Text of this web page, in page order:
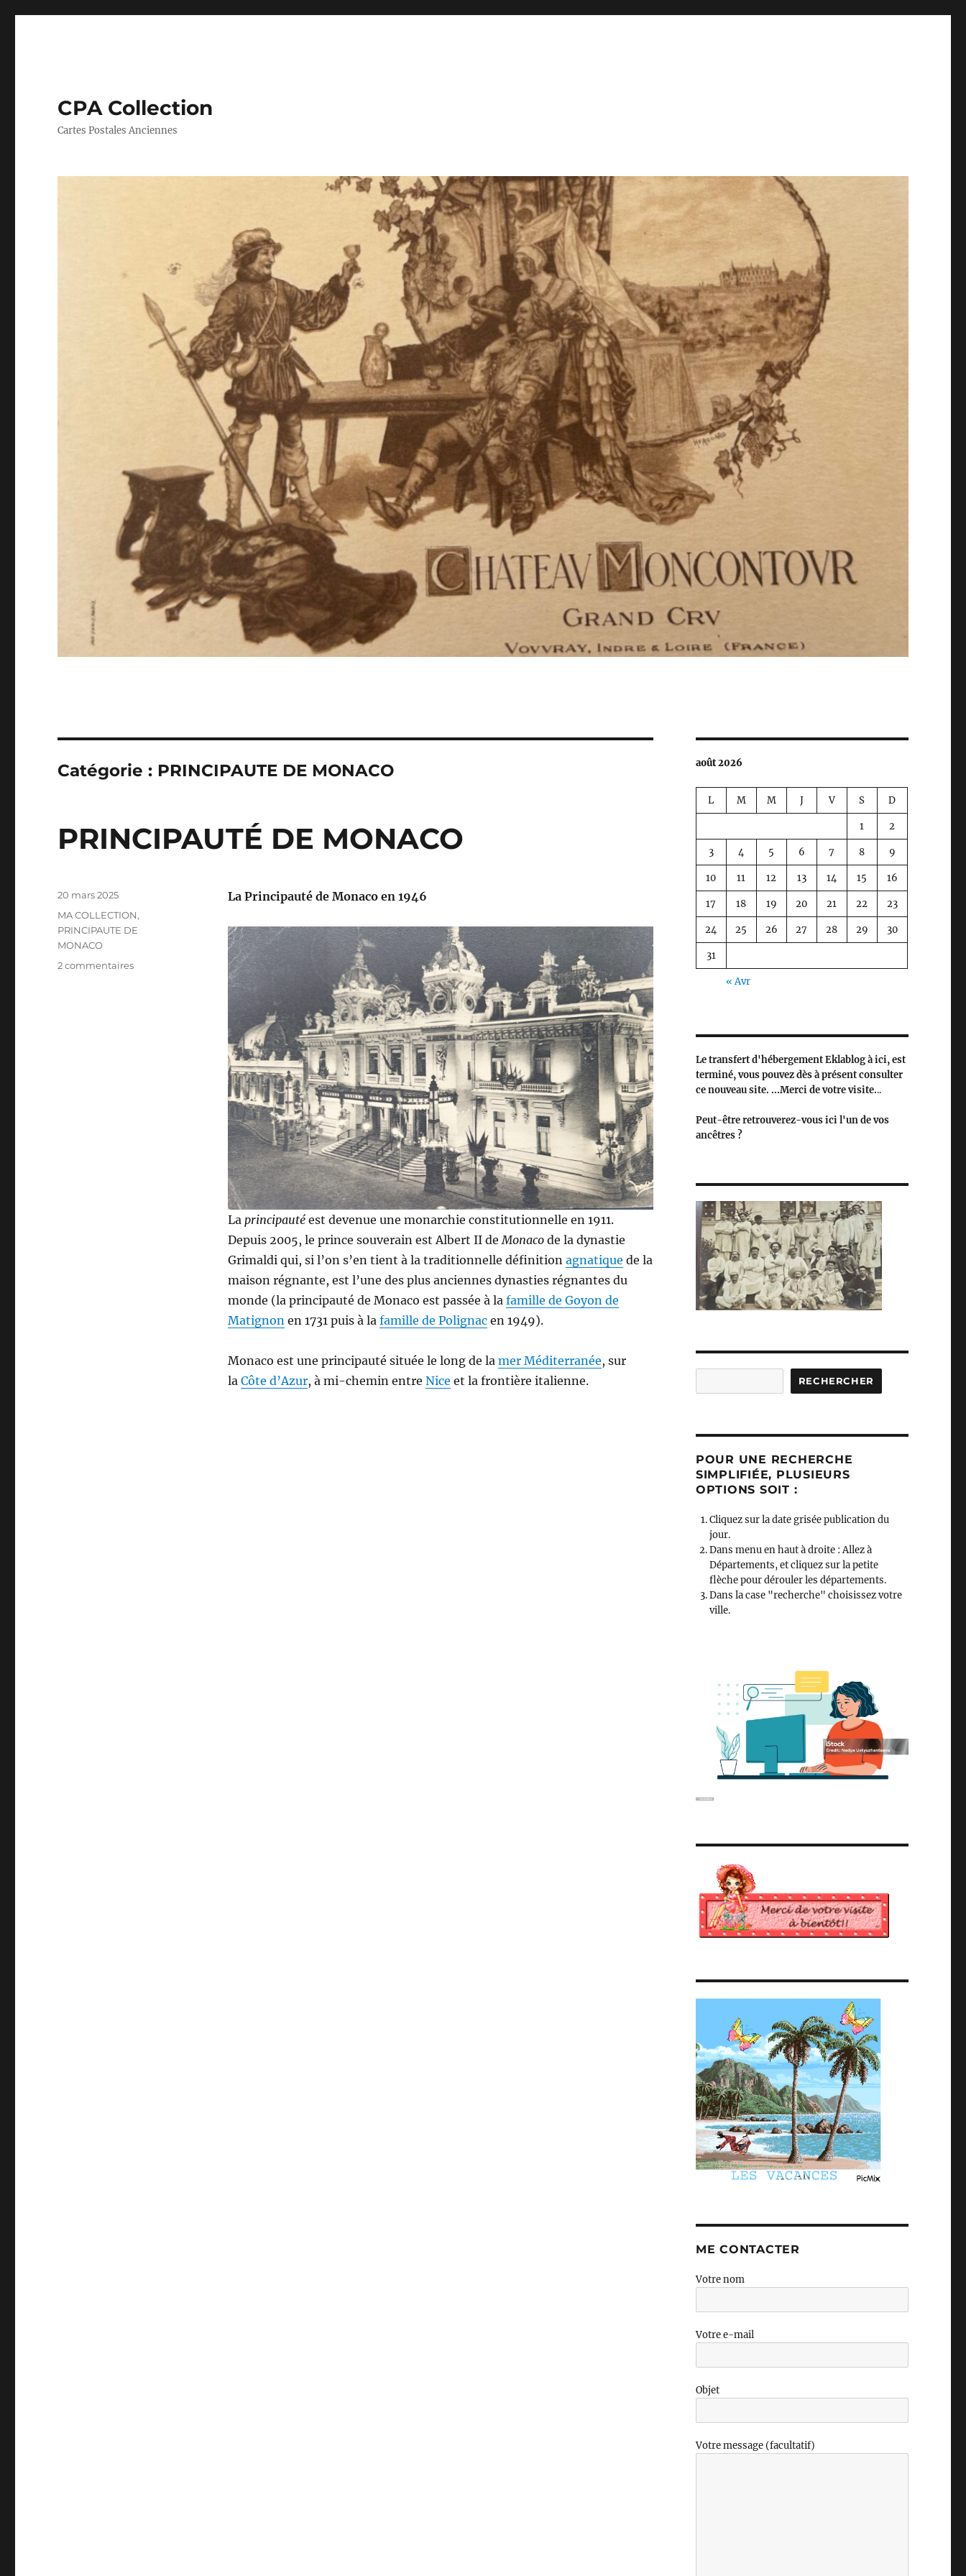
CPA Collection
Cartes Postales Anciennes
Catégorie : PRINCIPAUTE DE MONACO
PRINCIPAUTÉ DE MONACO
La Principauté de Monaco en 1946
La principautéest devenue une monarchie constitutionnelle en 1911.
Depuis 2005, le prince souverain est Albert II deMonacode la dynastie
Grimaldi qui, si l’on s’en tient à la traditionnelle définition agnatique de la
maison régnante, est l’une des plus anciennes dynasties régnantes du
monde (la principauté de Monaco est passée à la famille de Goyon de
Matignonen 1731 puis à la famille de Polignacen 1949).
Monaco est une principauté située le long de la mer Méditerranée, sur
la Côte d’Azur, à mi-chemin entre Nice et la frontière italienne.
Publié
20 mars 2025
Catégories
MA COLLECTION,
PRINCIPAUTE DE
MONACO
2 commentairessur
août 2026
L M M J V S D
1 2
3 4 5 6 7 8 9
10 11 12 13 14 15 16
17 18 19 20 21 22 23
24 25 26 27 28 29 30
31
« Avr
Le transfert d'hébergement Eklablog à ici, est
terminé, vous pouvez dès à présent consulter
ce nouveau site. ...Merci de votre visite...
Peut-être retrouverez-vous ici l'un de vos
ancêtres ?
RECHERCHER
POUR UNE RECHERCHE
SIMPLIFIÉE, PLUSIEURS
OPTIONS SOIT :
Cliquez sur la date grisée publication du
jour.
Dans menu en haut à droite : Allez à
Départements, et cliquez sur la petite
flèche pour dérouler les départements.
Dans la case "recherche" choisissez votre
ville.
ME CONTACTER
Votre nom
Votre e-mail
Objet
Votre message (facultatif)